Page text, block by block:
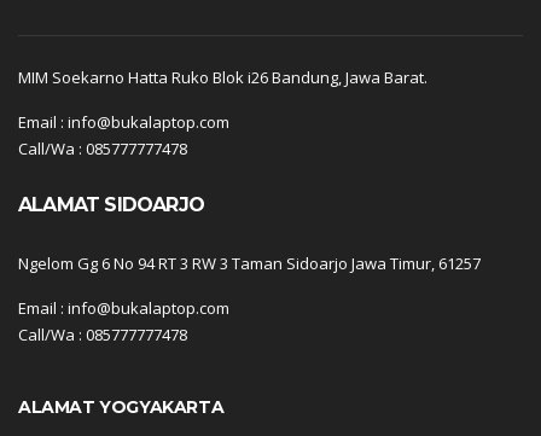
MIM Soekarno Hatta Ruko Blok i26 Bandung, Jawa Barat.
Email : info@bukalaptop.com
Call/Wa : 085777777478
ALAMAT SIDOARJO
Ngelom Gg 6 No 94 RT 3 RW 3 Taman Sidoarjo Jawa Timur, 61257
Email : info@bukalaptop.com
Call/Wa : 085777777478
ALAMAT YOGYAKARTA